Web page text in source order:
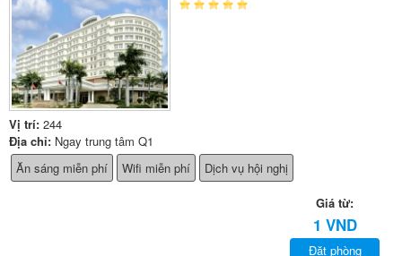
Vị trí: 244
Địa chỉ: Ngay trung tâm Q1
Ăn sáng miễn phí
Wifi miễn phí Dịch vụ hội nghị
Giá từ:
1 VND
Đặt phòng